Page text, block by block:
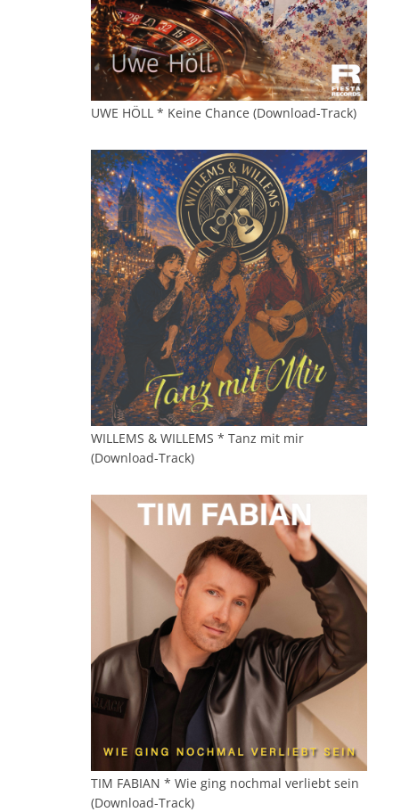
UWE HÖLL * Keine Chance (Download-Track)
WILLEMS & WILLEMS * Tanz mit mir
(Download-Track)
TIM FABIAN * Wie ging nochmal verliebt sein
(Download-Track)